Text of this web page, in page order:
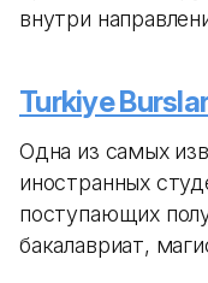
внутри
Turkiye
Одна из самых
иностранных
поступающих
бакалавриат,